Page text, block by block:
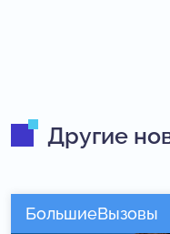
Другие
БольшиеВызовы